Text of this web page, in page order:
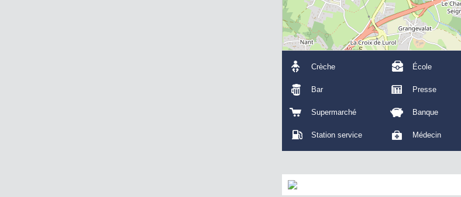
Crèche École
Bar Presse
Supermarché Banque
Station service Médecin